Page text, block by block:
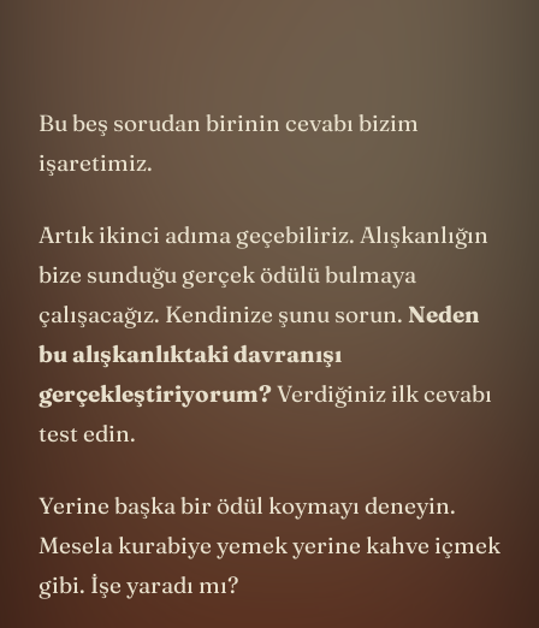
Bu beş sorudan birinin cevabı bizim
işaretimiz.
Artık ikinci adıma geçebiliriz. Alışkanlığın
bize sunduğu gerçek ödülü bulmaya
çalışacağız. Kendinize şunu sorun. Neden
bu alışkanlıktaki davranışı
gerçekleştiriyorum?Verdiğiniz ilk cevabı
test edin.
Yerine başka bir ödül koymayı deneyin.
Mesela kurabiye yemek yerine kahve içmek
gibi. İşe yaradı mı?